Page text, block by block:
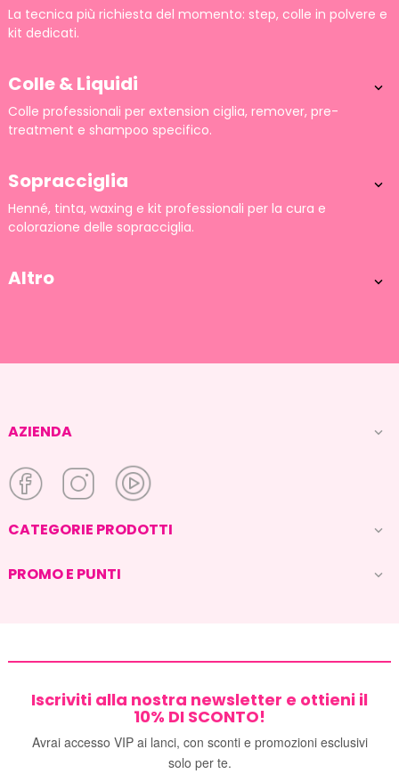
La tecnica più richiesta del momento: step, colle in polvere e
kit dedicati.
Colle & Liquidi 
Colle professionali per extension ciglia, remover, pre-
treatment e shampoo specifico.
Sopracciglia 
Henné, tinta, waxing e kit professionali per la cura e
colorazione delle sopracciglia.
Altro 
AZIENDA 
CATEGORIE PRODOTTI 
PROMO E PUNTI 
Iscriviti alla nostra newsletter e ottieni il
10% DI SCONTO!
Avrai accesso VIP ai lanci, con sconti e promozioni esclusivi
solo per te.